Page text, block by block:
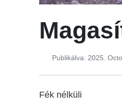
Publikálva: 2025.
Fék nélküli